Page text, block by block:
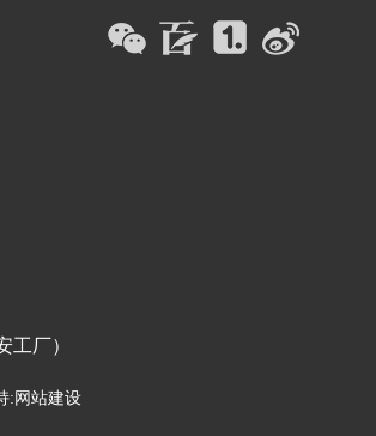
厂）
:网站建设